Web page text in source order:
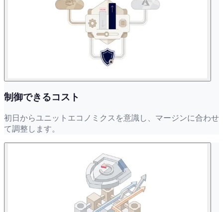
制御できるコスト
初日からユニットエコノミクスを意識し、マージンに合わせ
て調整します。